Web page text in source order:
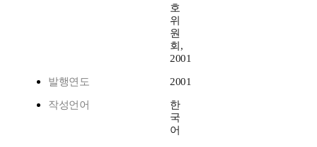
호
위
원
회,
2001
발행연도 2001
작성언어
한
국
어